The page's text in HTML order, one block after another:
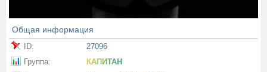
Общая информация
ID:
27096
Группа:
КАПИТАН